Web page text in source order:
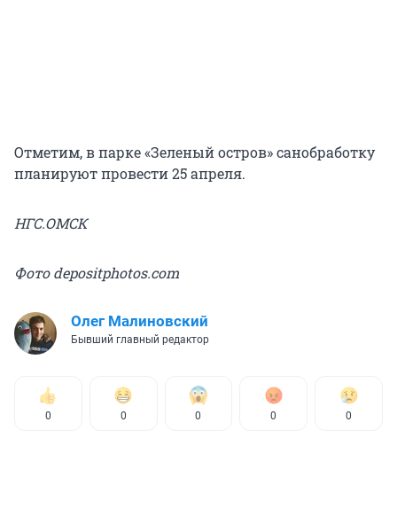
Отметим, в парке «Зеленый остров» санобработку
планируют провести 25 апреля.
НГС.ОМСК
Фото depositphotos.com
Олег Малиновский
Бывший главный редактор
0 0 0 0 0